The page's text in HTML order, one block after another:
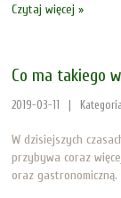
Czytaj więcej »
Co ma takiego
2019-03-11
W dzisiejszych
przybywa coraz
oraz